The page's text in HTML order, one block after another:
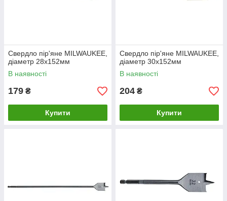
Свердло пір'яне MILWAUKEE,
діаметр 28x152мм
В наявності
179 ₴
Купити
Свердло пір'яне MILWAUKEE,
діаметр 30x152мм
В наявності
204 ₴
Купити